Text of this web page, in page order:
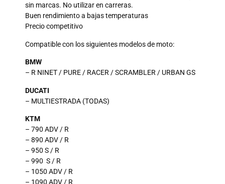
sin marcas. No utilizar en carreras.
Buen rendimiento a bajas temperaturas
Precio competitivo
Compatible con los siguientes modelos de moto:
BMW
– R NINET / PURE / RACER / SCRAMBLER / URBAN GS
DUCATI
– MULTIESTRADA (TODAS)
KTM
– 790 ADV / R
– 890 ADV / R
– 950 S / R
– 990 S / R
– 1050 ADV / R
– 1090 ADV / R